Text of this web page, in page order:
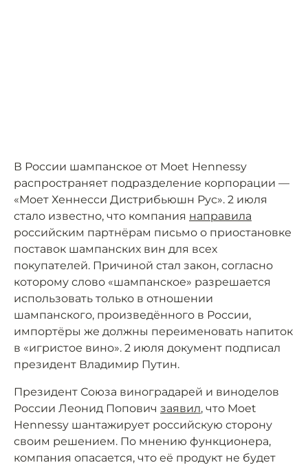
В России шампанское от Moet Hennessy
распространяет подразделение корпорации —
«Моет Хеннесси Дистрибьюшн Рус». 2 июля
стало известно, что компания направила
российским партнёрам письмо о приостановке
поставок шампанских вин для всех
покупателей. Причиной стал закон, согласно
которому слово «шампанское» разрешается
использовать только в отношении
шампанского, произведённого в России,
импортёры же должны переименовать напиток
в «игристое вино». 2 июля документ подписал
президент Владимир Путин.
Президент Союза виноградарей и виноделов
России Леонид Попович заявил, что Moet
Hennessy шантажирует российскую сторону
своим решением. По мнению функционера,
компания опасается, что её продукт не будет